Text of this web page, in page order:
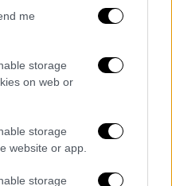
me
storage
on web or
storage
website or app.
storage
Πώς στήθηκε η
διάσωσης - 254 πολίτες
διά θαλάσσης
τον ΕΦΕΤ: Ανακαλείται